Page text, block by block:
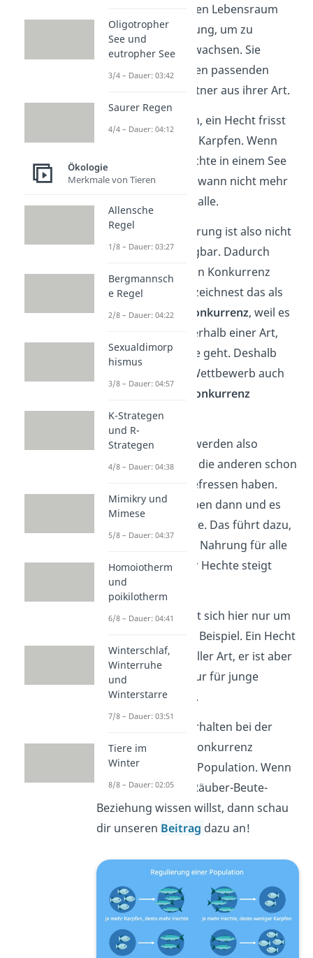
benötigen denselben Lebensraum
und dieselbe Nahrung, um zu
überleben und zu wachsen. Sie
brauchen auch einen passenden
Fortpflanzungspartner aus ihrer Art.
Nehmen wir mal an, ein Hecht frisst
zum Beispiel junge Karpfen. Wenn
aber ganz viele Hechte in einem See
sind, gibt es irgendwann nicht mehr
genug Karpfen für alle.
Die Ressource Nahrung ist also nicht
ausreichend verfügbar. Dadurch
stehen die Hechte in Konkurrenz
zueinander. Du bezeichnest das als
intraspezifische Konkurrenz, weil es
um Individuen innerhalb einer Art,
also nur um Hechte geht. Deshalb
kannst du diesen Wettbewerb auch
als innerartliche Konkurrenz
bezeichnen.
Einige der Hechte werden also
benachteiligt, weil die anderen schon
alle Karpfen weggefressen haben.
Manche Tiere sterben dann und es
gibt weniger Hechte. Das führt dazu,
dass wieder genug Nahrung für alle
da und die Zahl der Hechte steigt
erneut an.
Beachte:Es handelt sich hier nur um
ein hypothetisches Beispiel. Ein Hecht
frisst zwar Fische aller Art, er ist aber
wenn überhaupt nur für junge
Karpfen gefährlich.
Das Konkurrenzverhalten bei der
intraspezifischen Konkurrenz
reguliert
also eine Population. Wenn
du mehr über die Räuber-Beute-
Beziehung wissen willst, dann schau
dir unseren Beitrag dazu an!
Oligotropher
See und
eutropher See
3/4 – Dauer: 03:42
Saurer Regen
4/4 – Dauer: 04:12
Ökologie
Merkmale von Tieren
Allensche
Regel
1/8 – Dauer: 03:27
Bergmannsch
e Regel
2/8 – Dauer: 04:22
Sexualdimorp
hismus
3/8 – Dauer: 04:57
K-Strategen
und R-
Strategen
4/8 – Dauer: 04:38
Mimikry und
Mimese
5/8 – Dauer: 04:37
Homoiotherm
und
poikilotherm
6/8 – Dauer: 04:41
Winterschlaf,
Winterruhe
und
Winterstarre
7/8 – Dauer: 03:51
Tiere im
Winter
8/8 – Dauer: 02:05